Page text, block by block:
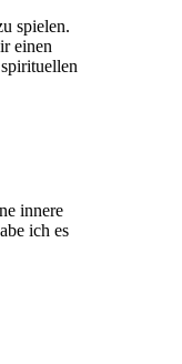
spielen.
einen
innere
ich es